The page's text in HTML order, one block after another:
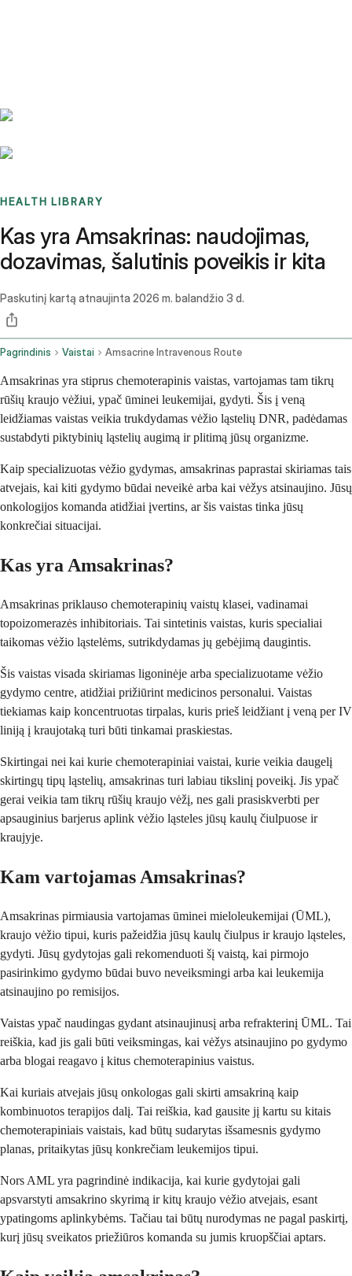
HEALTH LIBRARY
Kas yra Amsakrinas: naudojimas,
dozavimas, šalutinis poveikis ir kita
Paskutinį kartą atnaujinta 2026 m. balandžio 3 d.
Pagrindinis Vaistai Amsacrine Intravenous Route
Amsakrinas yra stiprus chemoterapinis vaistas, vartojamas tam tikrų
rūšių kraujo vėžiui, ypač ūminei leukemijai, gydyti. Šis į veną
leidžiamas vaistas veikia trukdydamas vėžio ląstelių DNR, padėdamas
sustabdyti piktybinių ląstelių augimą ir plitimą jūsų organizme.
Kaip specializuotas vėžio gydymas, amsakrinas paprastai skiriamas tais
atvejais, kai kiti gydymo būdai neveikė arba kai vėžys atsinaujino. Jūsų
onkologijos komanda atidžiai įvertins, ar šis vaistas tinka jūsų
konkrečiai situacijai.
Kas yra Amsakrinas?
Amsakrinas priklauso chemoterapinių vaistų klasei, vadinamai
topoizomerazės inhibitoriais. Tai sintetinis vaistas, kuris specialiai
taikomas vėžio ląstelėms, sutrikdydamas jų gebėjimą daugintis.
Šis vaistas visada skiriamas ligoninėje arba specializuotame vėžio
gydymo centre, atidžiai prižiūrint medicinos personalui. Vaistas
tiekiamas kaip koncentruotas tirpalas, kuris prieš leidžiant į veną per IV
liniją į kraujotaką turi būti tinkamai praskiestas.
Skirtingai nei kai kurie chemoterapiniai vaistai, kurie veikia daugelį
skirtingų tipų ląstelių, amsakrinas turi labiau tikslinį poveikį. Jis ypač
gerai veikia tam tikrų rūšių kraujo vėžį, nes gali prasiskverbti per
apsauginius barjerus aplink vėžio ląsteles jūsų kaulų čiulpuose ir
kraujyje.
Kam vartojamas Amsakrinas?
Amsakrinas pirmiausia vartojamas ūminei mieloleukemijai (ŪML),
kraujo vėžio tipui, kuris pažeidžia jūsų kaulų čiulpus ir kraujo ląsteles,
gydyti. Jūsų gydytojas gali rekomenduoti šį vaistą, kai pirmojo
pasirinkimo gydymo būdai buvo neveiksmingi arba kai leukemija
atsinaujino po remisijos.
Vaistas ypač naudingas gydant atsinaujinusį arba refrakterinį ŪML. Tai
reiškia, kad jis gali būti veiksmingas, kai vėžys atsinaujino po gydymo
arba blogai reagavo į kitus chemoterapinius vaistus.
Kai kuriais atvejais jūsų onkologas gali skirti amsakriną kaip
kombinuotos terapijos dalį. Tai reiškia, kad gausite jį kartu su kitais
chemoterapiniais vaistais, kad būtų sudarytas išsamesnis gydymo
planas, pritaikytas jūsų konkrečiam leukemijos tipui.
Nors AML yra pagrindinė indikacija, kai kurie gydytojai gali
apsvarstyti amsakrino skyrimą ir kitų kraujo vėžio atvejais, esant
ypatingoms aplinkybėms. Tačiau tai būtų nurodymas ne pagal paskirtį,
kurį jūsų sveikatos priežiūros komanda su jumis kruopščiai aptars.